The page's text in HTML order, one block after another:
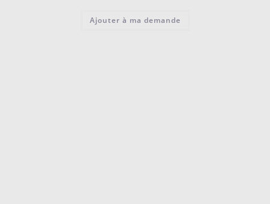
Ajouter à ma demande